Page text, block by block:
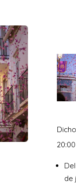
de